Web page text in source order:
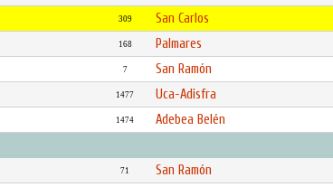
309 San Carlos
168 Palmares
7 San Ramón
1477 Uca-Adisfra
1474 Adebea Belén
71 San Ramón